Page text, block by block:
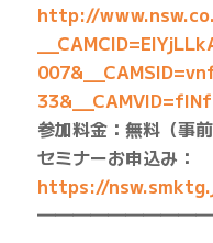
http://
参加料金：無料（事前
セミナーお申込み：
https://